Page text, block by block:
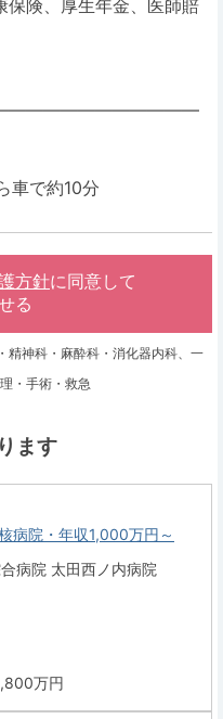
保険、厚生年金、医師賠
車で約10分
方針に同意して
る
精神科・麻酔科・消化器内科、一
・手術・救急
ます
病院・年収1,000万円～
病院 太田西ノ内病院
万円